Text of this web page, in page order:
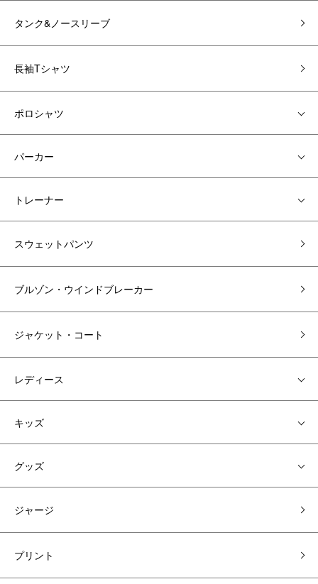
タンク&ノースリーブ
長袖Tシャツ
ポロシャツ
パーカー
トレーナー
スウェットパンツ
ブルゾン・ウインドブレーカー
ジャケット・コート
レディース
キッズ
グッズ
ジャージ
プリント